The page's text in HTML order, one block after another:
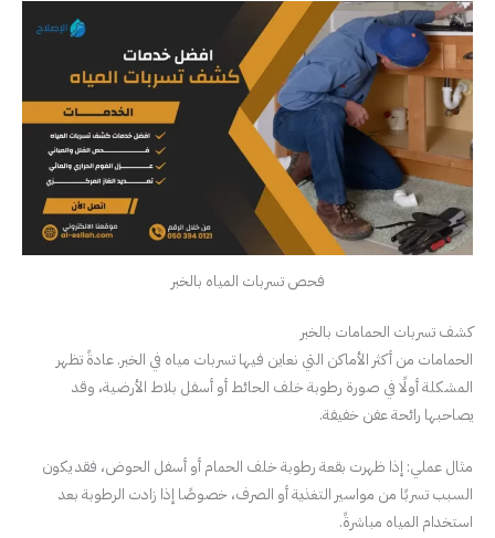
فحص تسربات المياه بالخبر
كشف تسربات الحمامات بالخبر
الحمامات من أكثر الأماكن التي نعاين فيها تسربات مياه في الخبر. عادةً تظهر
المشكلة أولًا في صورة رطوبة خلف الحائط أو أسفل بلاط الأرضية، وقد
يصاحبها رائحة عفن خفيفة.
مثال عملي: إذا ظهرت بقعة رطوبة خلف الحمام أو أسفل الحوض، فقد يكون
السبب تسربًا من مواسير التغذية أو الصرف، خصوصًا إذا زادت الرطوبة بعد
استخدام المياه مباشرةً.